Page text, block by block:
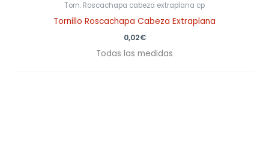
Torn. Roscachapa cabeza extraplana cp
Tornillo Roscachapa Cabeza Extraplana
0,02€
Todas las medidas